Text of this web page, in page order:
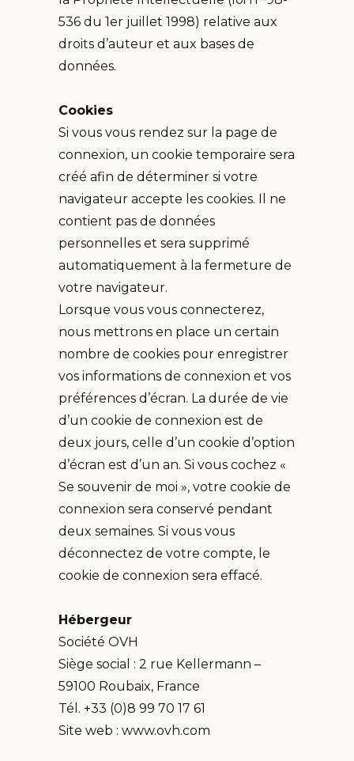
536 du 1er juillet 1998) relative aux
droits d’auteur et aux bases de
données.
Cookies
Si vous vous rendez sur la page de
connexion, un cookie temporaire sera
créé afin de déterminer si votre
navigateur accepte les cookies. Il ne
contient pas de données
personnelles et sera supprimé
automatiquement à la fermeture de
votre navigateur.
Lorsque vous vous connecterez,
nous mettrons en place un certain
nombre de cookies pour enregistrer
vos informations de connexion et vos
préférences d’écran. La durée de vie
d’un cookie de connexion est de
deux jours, celle d’un cookie d’option
d’écran est d’un an. Si vous cochez «
Se souvenir de moi », votre cookie de
connexion sera conservé pendant
deux semaines. Si vous vous
déconnectez de votre compte, le
cookie de connexion sera effacé.
Hébergeur
Société OVH
Siège social : 2 rue Kellermann –
59100 Roubaix, France
Tél. +33 (0)8 99 70 17 61
Site web : www.ovh.com